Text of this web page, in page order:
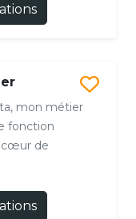
mon métier
fonction
cœur de